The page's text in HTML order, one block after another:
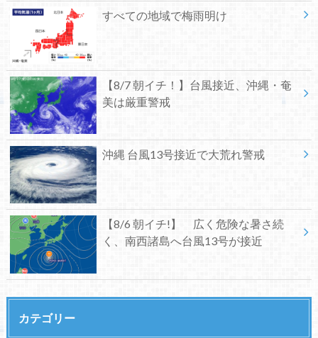
すべての地域で梅雨明け
【8/7 朝イチ！】台風接近、沖縄・奄
美は厳重警戒
沖縄 台風13号接近で大荒れ警戒
【8/6 朝イチ!】 広く危険な暑さ続
く、南西諸島へ台風13号が接近
カテゴリー